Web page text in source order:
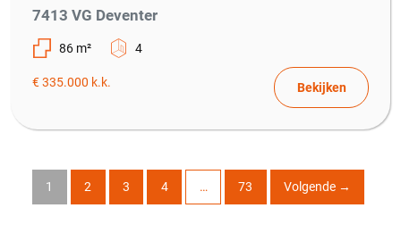
7413 VG Deventer
86 m² 4
€ 335.000 k.k. Bekijken
1 2 3 4 … 73 Volgende →